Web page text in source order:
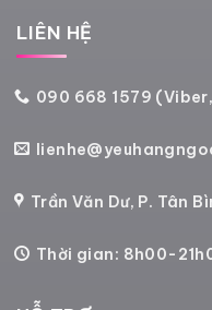
LIÊN HỆ
090 668 1579
Trần Văn Dư, P. Tân
Thời gian: 8h00-